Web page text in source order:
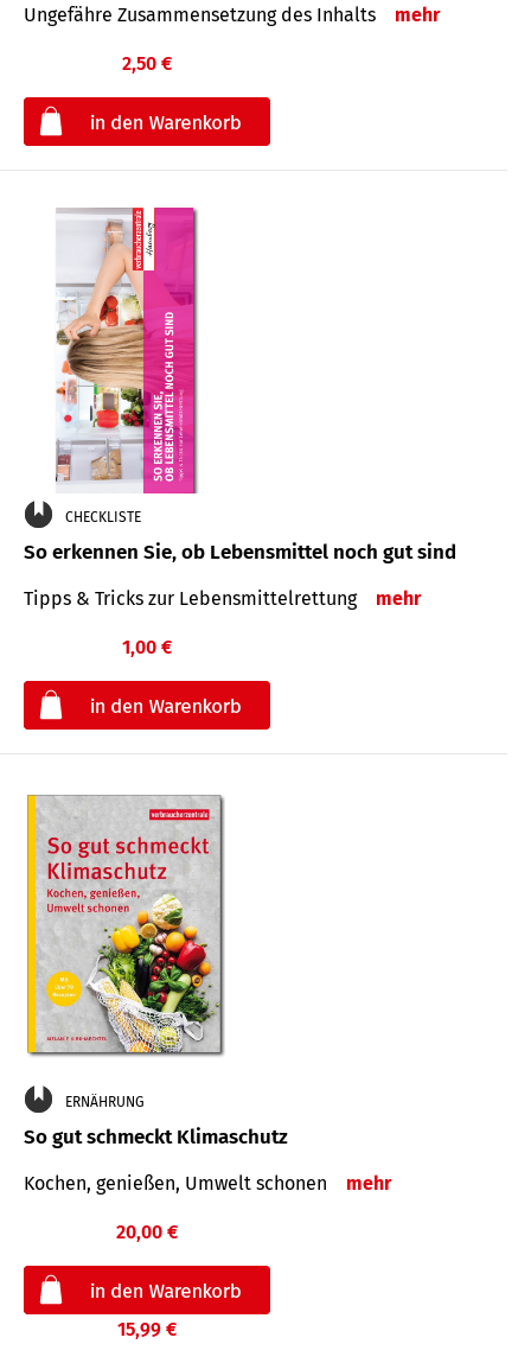
Ungefähre Zusammensetzung des Inhalts mehr
2,50 €
CHECKLISTE
So erkennen Sie, ob Lebensmittel noch gut sind
Tipps & Tricks zur Lebensmittelrettung mehr
1,00 €
ERNÄHRUNG
So gut schmeckt Klimaschutz
Kochen, genießen, Umwelt schonen mehr
20,00 €
15,99 €